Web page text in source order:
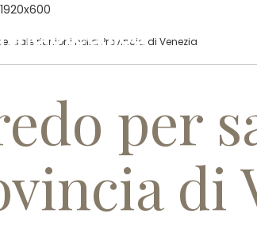
sale riunioni nella Provincia di Venezia
per
di